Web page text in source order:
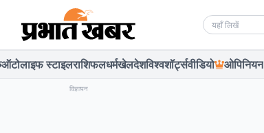
Search news
ऑटोलाइफ स्टाइलराशिफलधर्मखेलदेशविश्वशॉर्ट्सवीडियो ओपिनियन
विज्ञापन